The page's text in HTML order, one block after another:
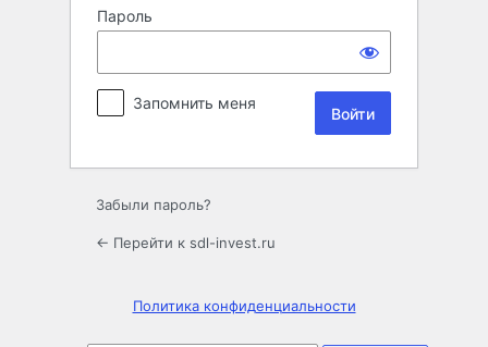
Пароль
Запомнить меня
Забыли пароль?
← Перейти к sdl-invest.ru
Политика конфиденциальности